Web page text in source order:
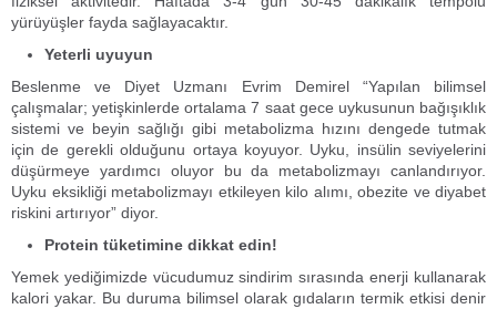
yürüyüşler fayda sağlayacaktır.
Yeterli uyuyun
Beslenme ve Diyet Uzmanı Evrim Demirel “Yapılan bilimsel
çalışmalar; yetişkinlerde ortalama 7 saat gece uykusunun bağışıklık
sistemi ve beyin sağlığı gibi metabolizma hızını dengede tutmak
için de gerekli olduğunu ortaya koyuyor. Uyku, insülin seviyelerini
düşürmeye yardımcı oluyor bu da metabolizmayı canlandırıyor.
Uyku eksikliği metabolizmayı etkileyen kilo alımı, obezite ve diyabet
riskini artırıyor” diyor.
Protein tüketimine dikkat edin!
Yemek yediğimizde vücudumuz sindirim sırasında enerji kullanarak
kalori yakar. Bu duruma bilimsel olarak gıdaların termik etkisi denir